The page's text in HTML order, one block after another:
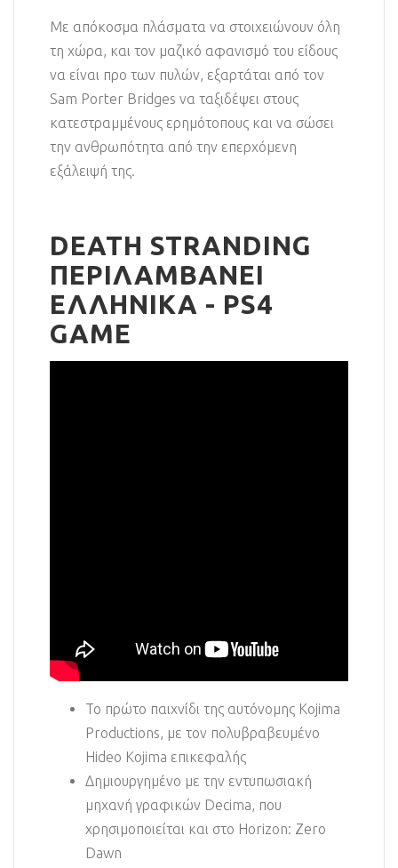
Με απόκοσμα πλάσματα να στοιχειώνουν όλη
τη χώρα, και τον μαζικό αφανισμό του είδους
να είναι προ των πυλών, εξαρτάται από τον
Sam Porter Bridges να ταξιδέψει στους
κατεστραμμένους ερημότοπους και να σώσει
την ανθρωπότητα από την επερχόμενη
εξάλειψή της.
DEATH STRANDING
ΠΕΡΙΛΑΜΒΑΝΕΙ
ΕΛΛΗΝΙΚΑ - PS4
GAME
Το πρώτο παιχνίδι της αυτόνομης Kojima
Productions, με τον πολυβραβευμένο
Hideo Kojima επικεφαλής
Δημιουργημένο με την εντυπωσιακή
μηχανή γραφικών Decima, που
χρησιμοποιείται και στο Horizon: Zero
Dawn